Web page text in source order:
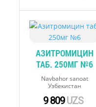
АЗИТРОМИЦИН
ТАБ. 250МГ №6
Navbahor sanoat
Узбекистан
9 809UZS